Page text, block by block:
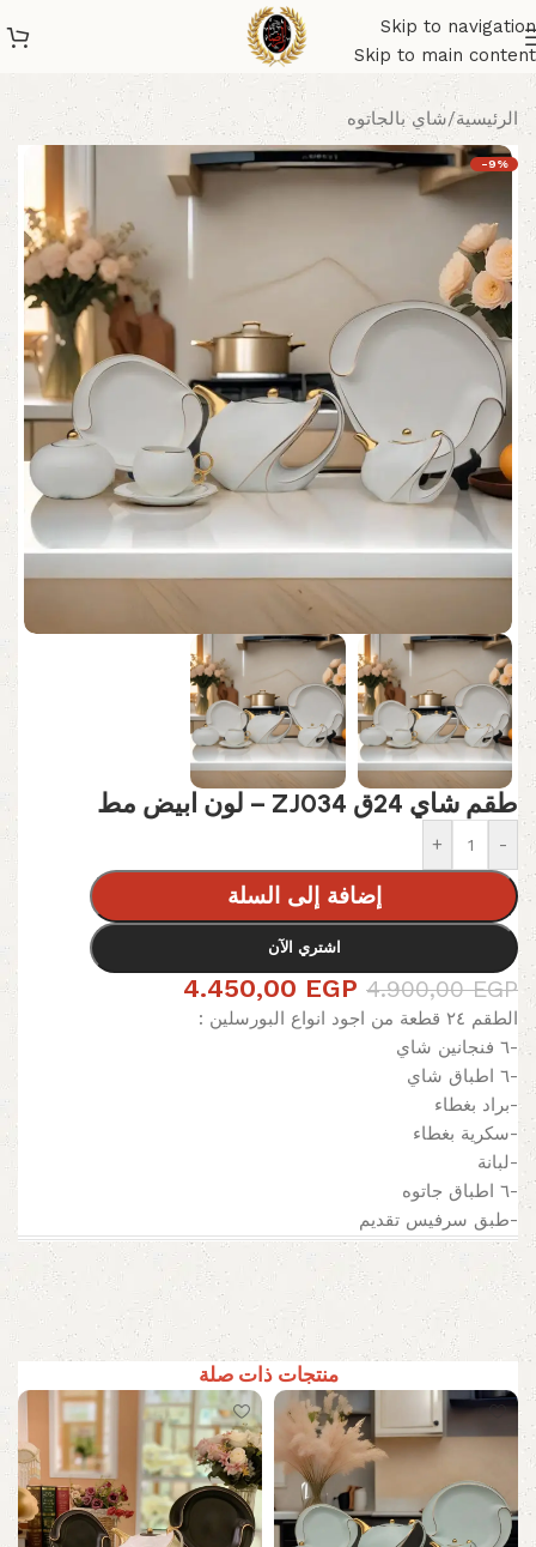
Skip to navigation
Skip to main content
الرئيسية/شاي بالجاتوه
-9%
طقم شاي 24ق ZJ034 – لون ابيض مط
-
+
إضافة إلى السلة
اشتري الآن
4.900,00EGP
4.450,00 EGP
الطقم ٢٤ قطعة من اجود انواع البورسلين :
-٦ فنجانين شاي
-٦ اطباق شاي
-براد بغطاء
-سكرية بغطاء
-لبانة
-٦ اطباق جاتوه
-طبق سرفيس تقديم
منتجات ذات صلة